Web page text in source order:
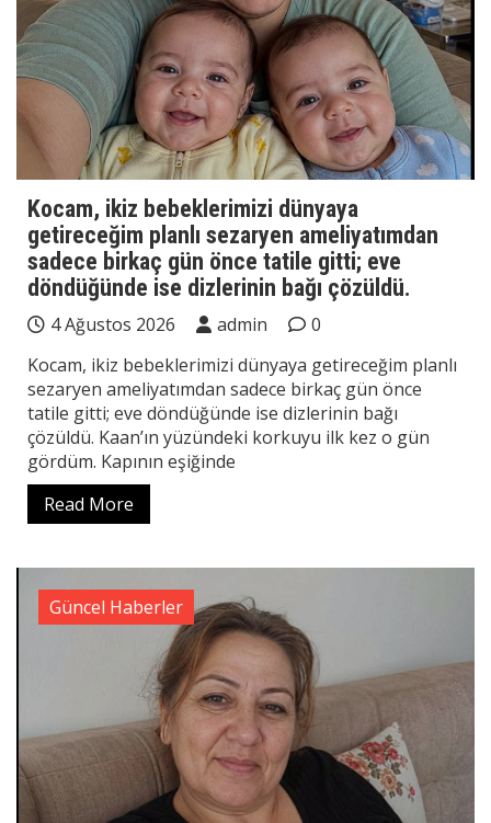
Kocam, ikiz bebeklerimizi dünyaya
getireceğim planlı sezaryen ameliyatımdan
sadece birkaç gün önce tatile gitti; eve
döndüğünde ise dizlerinin bağı çözüldü.
4 Ağustos 2026 admin
0
Kocam, ikiz bebeklerimizi dünyaya getireceğim planlı
sezaryen ameliyatımdan sadece birkaç gün önce
tatile gitti; eve döndüğünde ise dizlerinin bağı
çözüldü. Kaan’ın yüzündeki korkuyu ilk kez o gün
gördüm. Kapının eşiğinde
Read More
Güncel Haberler